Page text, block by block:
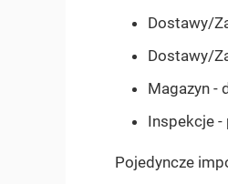
Dostawy/
Dostawy/
Magazyn -
Inspekcje -
Pojedyncze